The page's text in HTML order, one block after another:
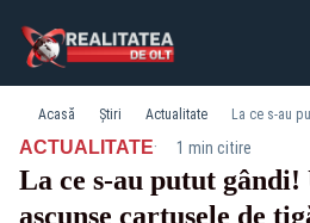
Acasă Știri Actualitate
ACTUALITATE· 1 min citire
La ce s-au putut gândi!
ascunse cartuşele de